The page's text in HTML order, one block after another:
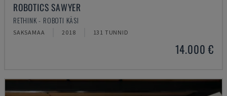
ROBOTICS SAWYER
RETHINK - ROBOTI KÄSI
SAKSAMAA 2018 131 TUNNID
14.000 €